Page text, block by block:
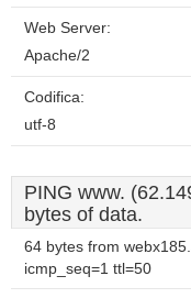
Web Server:
Apache/2
Codifica:
utf-8
PING www.
bytes of data.
64 bytes from
icmp_seq=1 ttl=50